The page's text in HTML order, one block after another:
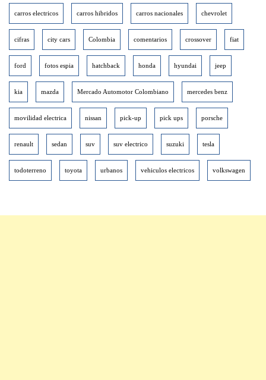
carros electricos carros hibridos carros nacionales chevrolet
cifras city cars Colombia comentarios crossover fiat
ford fotos espia hatchback honda hyundai jeep
kia mazda Mercado Automotor Colombiano mercedes benz
movilidad electrica nissan pick-up pick ups porsche
renault sedan suv suv electrico suzuki tesla
todoterreno toyota urbanos vehiculos electricos volkswagen